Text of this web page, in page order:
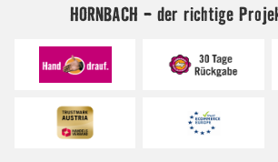
HORNBACH - der richtige